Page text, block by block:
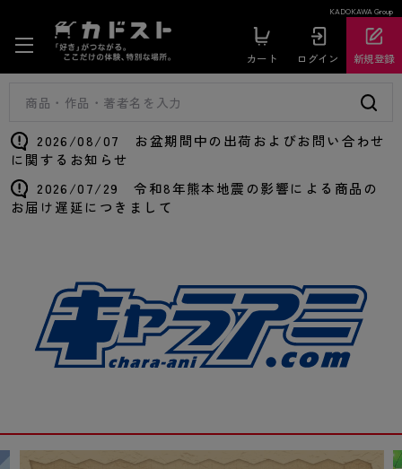
KADOKAWA Group
カート ログイン 新規登録
2026/08/07 お盆期間中の出荷およびお問い合わせ
に関するお知らせ
2026/07/29 令和8年熊本地震の影響による商品の
お届け遅延につきまして